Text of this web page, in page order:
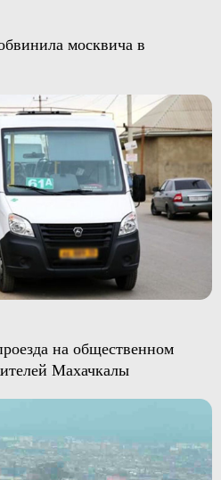
москвича в
на общественном
Махачкалы